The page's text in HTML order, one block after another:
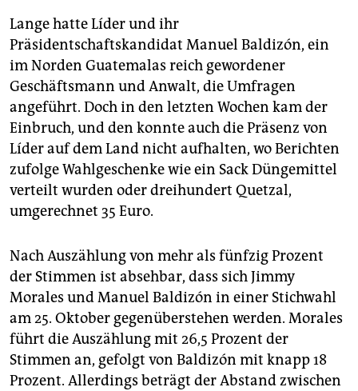
Lange hatte Líder und ihr
Präsidentschaftskandidat Manuel Baldizón, ein
im Norden Guatemalas reich gewordener
Geschäftsmann und Anwalt, die Umfragen
angeführt. Doch in den letzten Wochen kam der
Einbruch, und den konnte auch die Präsenz von
Líder auf dem Land nicht aufhalten, wo Berichten
zufolge Wahlgeschenke wie ein Sack Düngemittel
verteilt wurden oder dreihundert Quetzal,
umgerechnet 35 Euro.
Nach Auszählung von mehr als fünfzig Prozent
der Stimmen ist absehbar, dass sich Jimmy
Morales und Manuel Baldizón in einer Stichwahl
am 25. Oktober gegenüberstehen werden. Morales
führt die Auszählung mit 26,5 Prozent der
Stimmen an, gefolgt von Baldizón mit knapp 18
Prozent. Allerdings beträgt der Abstand zwischen